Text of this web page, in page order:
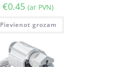
€0.45 (ar PVN)
Pievienot grozam